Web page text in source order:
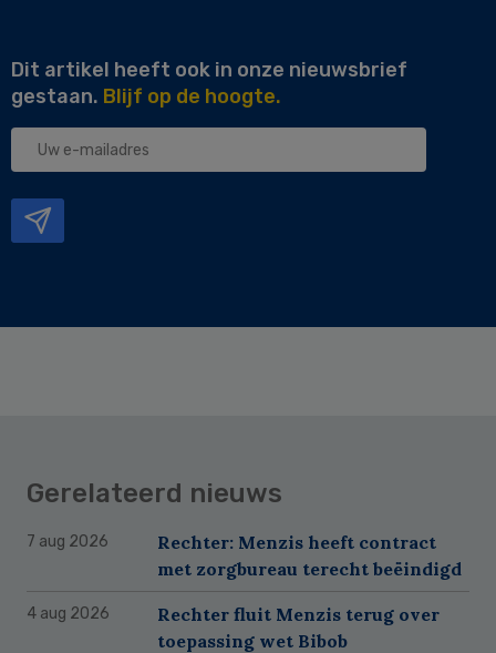
Dit artikel heeft ook in onze nieuwsbrief
gestaan. Blijf op de hoogte.
Uw
Gerelateerd nieuws
7 aug 2026
Rechter: Menzis heeft contract
met zorgbureau terecht beëindigd
4 aug 2026
Rechter fluit Menzis terug over
toepassing wet Bibob